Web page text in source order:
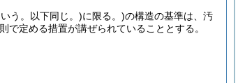
う。以下同じ。)に限る。)の構造の基準は、汚
定める措置が講ぜられていることとする。